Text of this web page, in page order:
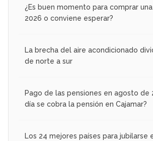
¿Es buen momento para comprar
2026 o conviene esperar?
La brecha del aire acondicionado
de norte a sur
Pago de las pensiones en agosto de
día se cobra la pensión en Cajamar?
Los 24 mejores países para jubilarse